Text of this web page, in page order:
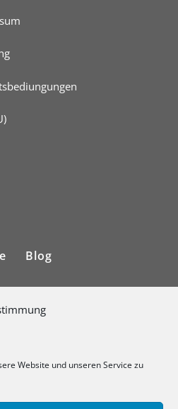
Website und unseren Service zu
Blog
(EU)